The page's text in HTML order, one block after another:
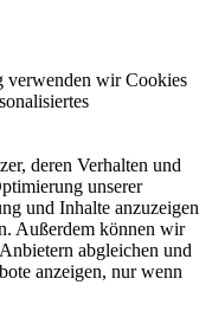
wir Cookies
deren Verhalten und
unserer
und Inhalte anzuzeigen
Außerdem können wir
abgleichen und
anzeigen, nur wenn